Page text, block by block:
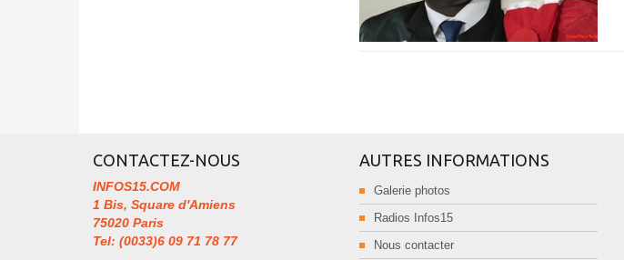
CONTACTEZ-NOUS
INFOS15.COM
1 Bis, Square d'Amiens
75020 Paris
Tel: (0033)6 09 71 78 77
AUTRES INFORMATIONS
Galerie photos
Radios Infos15
Nous contacter